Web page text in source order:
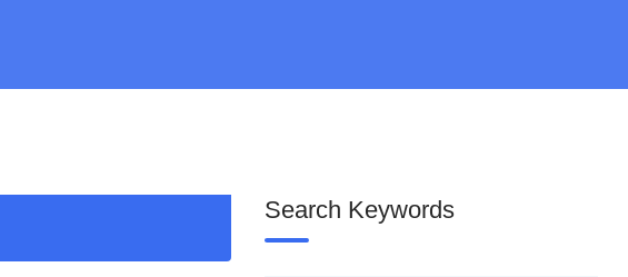
Search Keywords